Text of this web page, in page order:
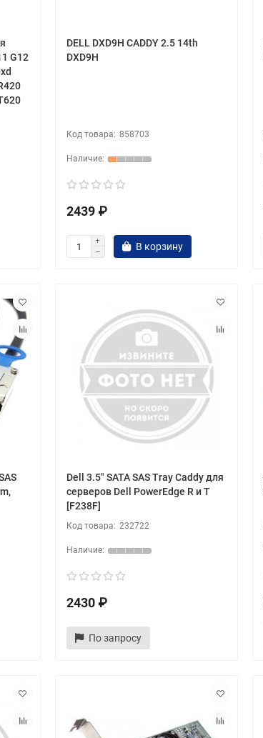
G12
DELL DXD9H CADDY 2.5 14th
DXD9H
858703
2439 ₽
В корзину
Dell 3.5" SATA SAS Tray Caddy для
серверов Dell PowerEdge R и T
[F238F]
232722
2430 ₽
По запросу